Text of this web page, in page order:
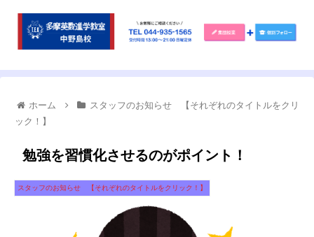
ホーム
スタッフのお知らせ 【それぞれのタイトルをクリ
ック！】
勉強を習慣化させるのがポイント！
スタッフのお知らせ 【それぞれのタイトルをクリック！】